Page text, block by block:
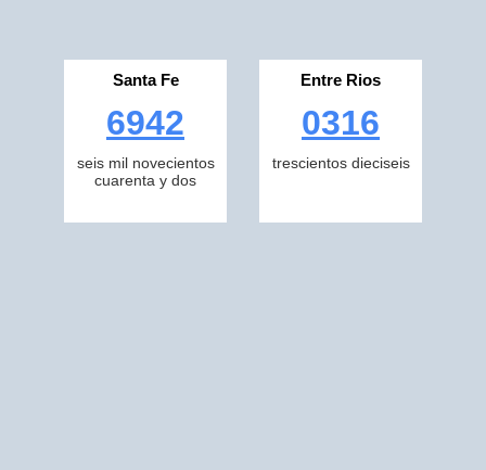
Santa Fe
6942
seis mil novecientos
cuarenta y dos
Entre Rios
0316
trescientos dieciseis